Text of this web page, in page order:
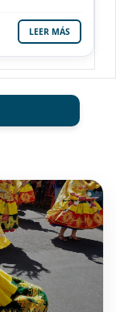
LEER MÁS